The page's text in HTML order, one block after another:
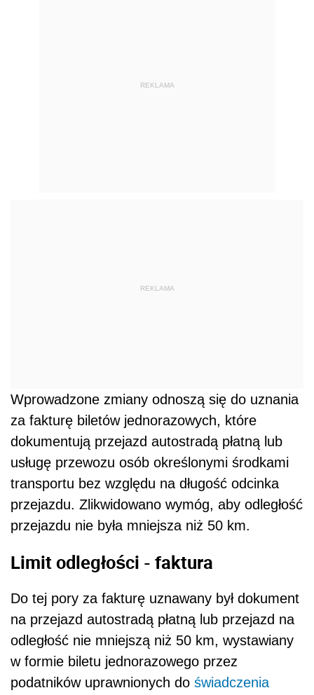
REKLAMA
REKLAMA
Wprowadzone zmiany odnoszą się do uznania
za fakturę biletów jednorazowych, które
dokumentują przejazd autostradą płatną lub
usługę przewozu osób określonymi środkami
transportu bez względu na długość odcinka
przejazdu. Zlikwidowano wymóg, aby odległość
przejazdu nie była mniejsza niż 50 km.
Limit odległości - faktura
Do tej pory za fakturę uznawany był dokument
na przejazd autostradą płatną lub przejazd na
odległość nie mniejszą niż 50 km, wystawiany
w formie biletu jednorazowego przez
podatników uprawnionych do świadczenia